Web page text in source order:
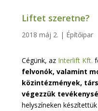
Liftet szeretne?
2018 máj 2. | Építőipar
Cégünk, az Interlift Kft.
felvonók, valamint
közintézmények,
végezzük
helyszíneken